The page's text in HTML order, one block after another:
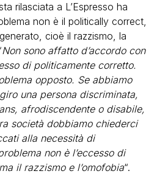
rilasciata a L’Espresso ha
non è il politically correct,
cioè il razzismo, la
Non sono affatto d’accordo con
di politicamente corretto.
opposto. Se abbiamo
una persona discriminata,
afrodiscendente o disabile,
società dobbiamo chiederci
alla necessità di
non è l’eccesso di
il razzismo e l’omofobia“.